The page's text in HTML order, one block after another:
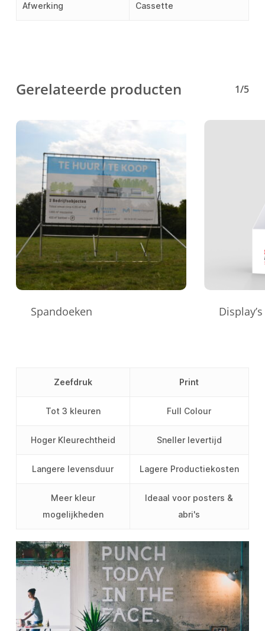
Afwerking Cassette
Gerelateerde producten 1/5
Spandoeken Display’s
Zeefdruk Print
Tot 3 kleuren Full Colour
Hoger Kleurechtheid Sneller levertijd
Langere levensduur Lagere Productiekosten
Meer kleur
mogelijkheden
Ideaal voor posters &
abri's